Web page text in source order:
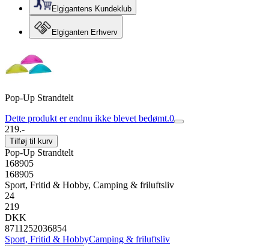
Elgigantens Kundeklub
Elgiganten Erhverv
Pop-Up Strandtelt
Dette produkt er endnu ikke blevet bedømt.0
219.-
Tilføj til kurv
Pop-Up Strandtelt
168905
168905
Sport, Fritid & Hobby, Camping & friluftsliv
24
219
DKK
8711252036854
Sport, Fritid & HobbyCamping & friluftsliv